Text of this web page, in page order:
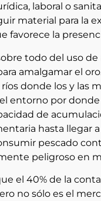
laboral o
material para la
favorece la
todo del uso
amalgamar el
donde los y las
entorno por donde
de
hasta llegar
pescado
peligroso en
el 40% de la
no sólo es el